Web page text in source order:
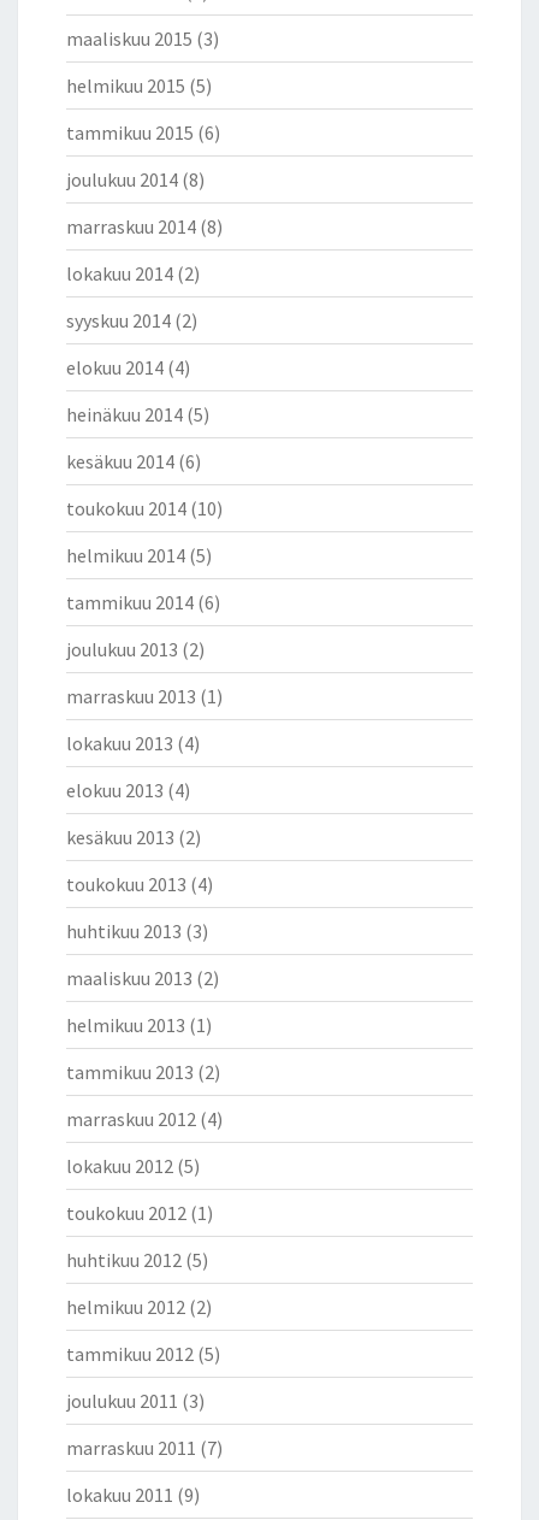
maaliskuu 2015 (3)
helmikuu 2015 (5)
tammikuu 2015 (6)
joulukuu 2014 (8)
marraskuu 2014 (8)
lokakuu 2014 (2)
syyskuu 2014 (2)
elokuu 2014 (4)
heinäkuu 2014 (5)
kesäkuu 2014 (6)
toukokuu 2014 (10)
helmikuu 2014 (5)
tammikuu 2014 (6)
joulukuu 2013 (2)
marraskuu 2013 (1)
lokakuu 2013 (4)
elokuu 2013 (4)
kesäkuu 2013 (2)
toukokuu 2013 (4)
huhtikuu 2013 (3)
maaliskuu 2013 (2)
helmikuu 2013 (1)
tammikuu 2013 (2)
marraskuu 2012 (4)
lokakuu 2012 (5)
toukokuu 2012 (1)
huhtikuu 2012 (5)
helmikuu 2012 (2)
tammikuu 2012 (5)
joulukuu 2011 (3)
marraskuu 2011 (7)
lokakuu 2011 (9)